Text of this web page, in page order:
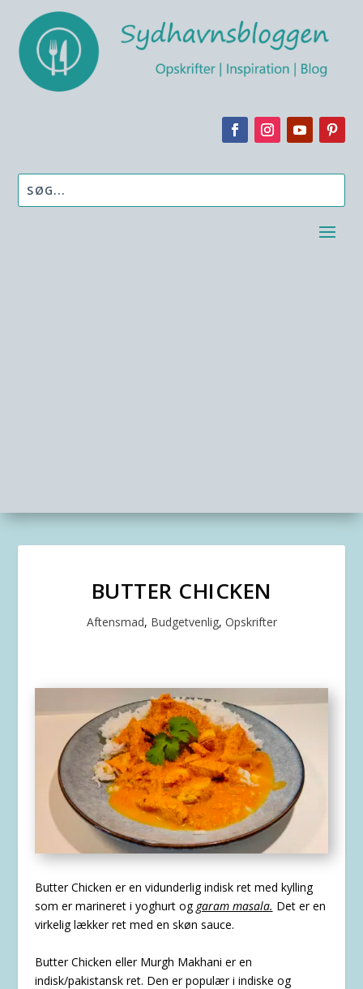
BUTTER CHICKEN
Aftensmad, Budgetvenlig, Opskrifter
Butter Chicken er en vidunderlig indisk ret med kylling
som er marineret i yoghurt og garam masala. Det er en
virkelig lækker ret med en skøn sauce.
Butter Chicken eller Murgh Makhani er en
indisk/pakistansk ret. Den er populær i indiske og